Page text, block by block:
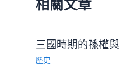
相關文章
三國時期的孫權
歷史